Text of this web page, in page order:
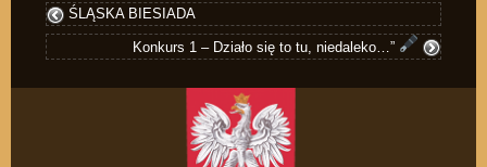
ŚLĄSKA BIESIADA
Konkurs 1 – Działo się to tu, niedaleko…”